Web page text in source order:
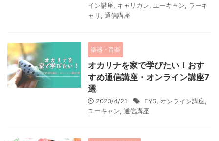
イン講座, キャリカレ, ユーキャン, ラーキ
ャリ , 通信講座
楽器・音楽
オカリナを家で学びたい！おす
すめ通信講座・オンライン講座7
選
2023/4/21 EYS, オンライン講座,
ユーキャン, 通信講座